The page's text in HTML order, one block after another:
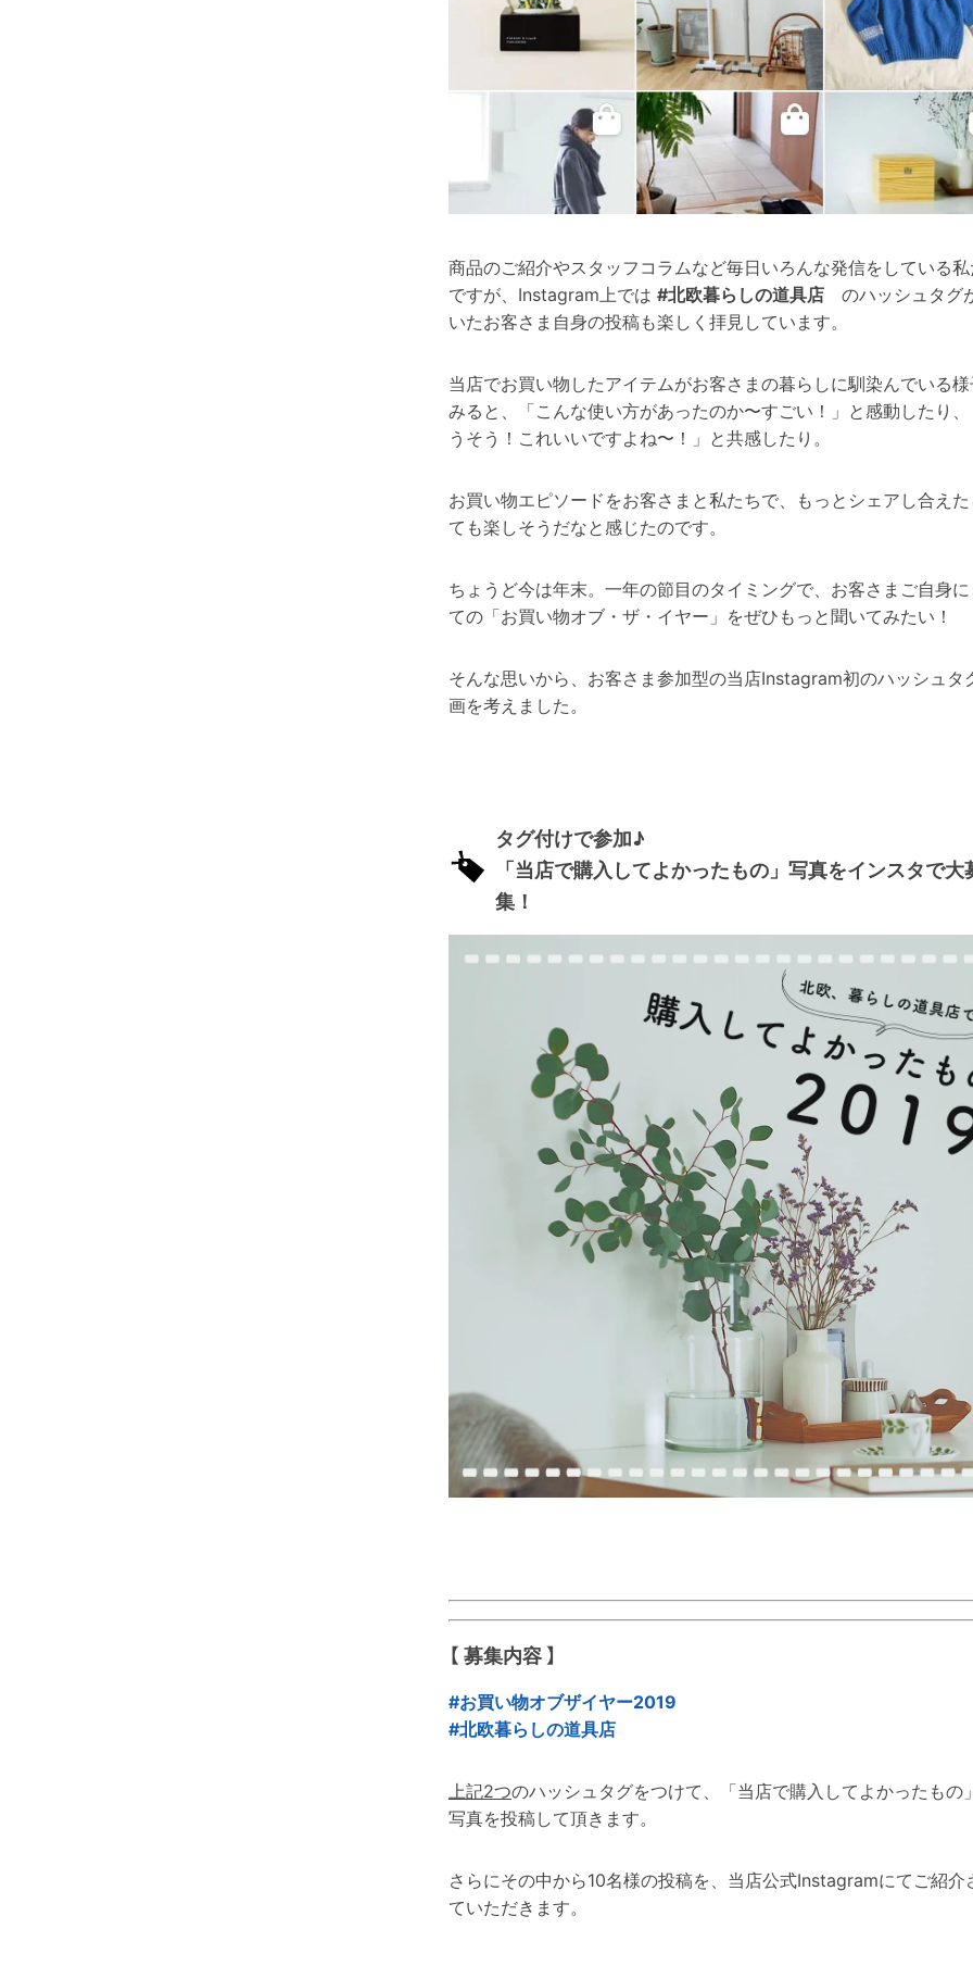
商品のご紹介やスタッフコラムなど毎日いろんな発信をしている
ですが、Instagram上では #北欧暮らしの道具店 のハッシュタグ
いたお客さま自身の投稿も楽しく拝見しています。
当店でお買い物したアイテムがお客さまの暮らしに馴染んでいる
みると、「こんな使い方があったのか〜すごい！」と感動したり
うそう！これいいですよね〜！」と共感したり。
お買い物エピソードをお客さまと私たちで、もっとシェアし合え
ても楽しそうだなと感じたのです。
ちょうど今は年末。一年の節目のタイミングで、お客さまご自身
ての「お買い物オブ・ザ・イヤー」をぜひもっと聞いてみたい！
そんな思いから、お客さま参加型の当店Instagram初のハッシュタ
画を考えました。
タグ付けで参加♪
「当店で購入してよかったもの」写真をインスタで大
集！
【 募集内容 】
#お買い物オブザイヤー2019
#北欧暮らしの道具店
上記2つのハッシュタグをつけて、「当店で購入してよかったもの
写真を投稿して頂きます。
さらにその中から10名様の投稿を、当店公式Instagramにてご紹介
ていただきます。